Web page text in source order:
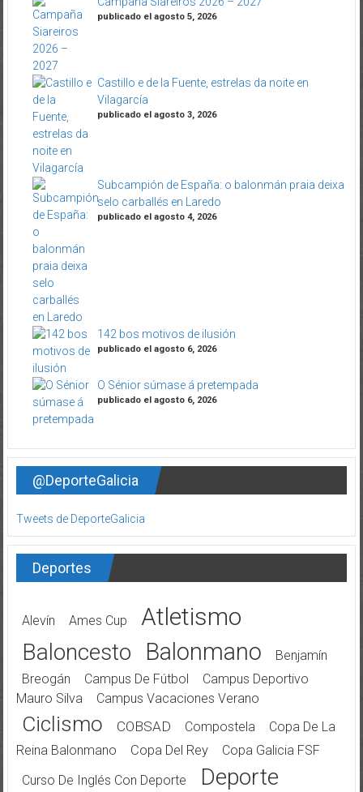
publicado el agosto 5, 2026
Castillo e de la Fuente, estrelas da noite en
Vilagarcía
publicado el agosto 3, 2026
Subcampión de España: o balonmán praia deixa
selo carballés en Laredo
publicado el agosto 4, 2026
142 bos motivos de ilusión
publicado el agosto 6, 2026
O Sénior súmase á pretempada
publicado el agosto 6, 2026
@DeporteGalicia
Tweets de DeporteGalicia
Deportes
Alevín Ames Cup Atletismo
Baloncesto Balonmano
Benjamín
Breogán
Campus De Fútbol
Campus Deportivo
Mauro Silva
Campus Vacaciones Verano
Ciclismo COBSAD Compostela
Copa De La
Reina Balonmano
Copa Del Rey
Copa Galicia FSF
Curso De Inglés Con Deporte
Deporte